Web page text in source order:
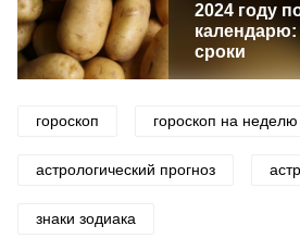
2024 году
сроки
гороскоп гороскоп на неделю
астрологический прогноз
знаки зодиака